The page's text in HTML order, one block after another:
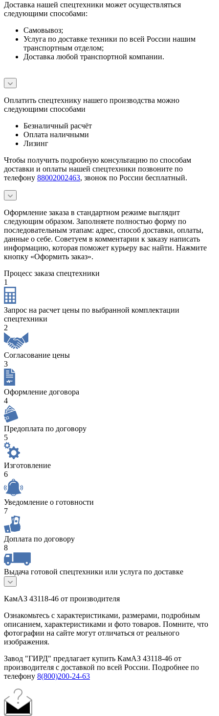
Доставка нашей спецтехники может осуществляться
следующими способами:
Самовывоз;
Услуга по доставке техники по всей России нашим
транспортным отделом;
Доставка любой транспортной компании.
Оплатить спецтехнику нашего производства можно
следующими способами
Безналичный расчёт
Оплата наличными
Лизинг
Чтобы получить подробную консультацию по способам
доставки и оплаты нашей спецтехники позвоните по
телефону 88002002463, звонок по России бесплатный.
Оформление заказа в стандартном режиме выглядит
следующим образом. Заполняете полностью форму по
последовательным этапам: адрес, способ доставки, оплаты,
данные о себе. Советуем в комментарии к заказу написать
информацию, которая поможет курьеру вас найти. Нажмите
кнопку «Оформить заказ».
Процесс заказа спецтехники
1
Запрос на расчет цены по выбранной комплектации
спецтехники
2
Согласование цены
3
Оформление договора
4
Предоплата по договору
5
Изготовление
6
Уведомление о готовности
7
Доплата по договору
8
Выдача готовой спецтехники или услуга по доставке
КамАЗ 43118-46 от производителя
Ознакомьтесь с характеристиками, размерами, подробным
описанием, характеристиками и фото товаров. Помните, что
фотографии на сайте могут отличаться от реального
изображения.
Завод "ГИРД" предлагает купить КамАЗ 43118-46 от
производителя с доставкой по всей России. Подробнее по
телефону 8(800)200-24-63